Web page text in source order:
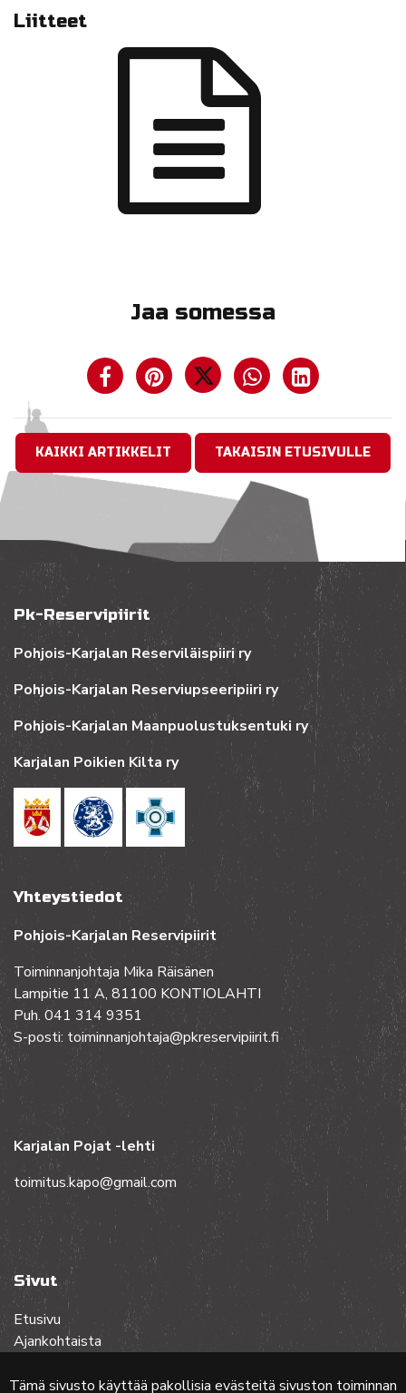
Tämä sivusto käyttää pakollisia evästeitä sivuston toiminnan
Liitteet
Jaa somessa
KAIKKI ARTIKKELIT TAKAISIN ETUSIVULLE
Pk-Reservipiirit
Pohjois-Karjalan Reserviläispiiri ry
Pohjois-Karjalan Reserviupseeripiiri ry
Pohjois-Karjalan Maanpuolustuksentuki ry
Karjalan Poikien Kilta ry
Yhteystiedot
Pohjois-Karjalan Reservipiirit
Toiminnanjohtaja Mika Räisänen
Lampitie 11 A, 81100 KONTIOLAHTI
Puh. 041 314 9351
S-posti: toiminnanjohtaja@pkreservipiirit.fi
Karjalan Pojat -lehti
toimitus.kapo@gmail.com
Sivut
Etusivu
Ajankohtaista
Lehdet